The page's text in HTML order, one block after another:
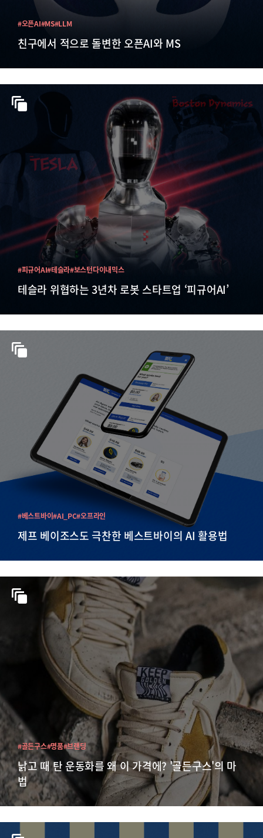
친구에서 적으로 돌변한 오픈AI와 MS
#오픈AI#MS#LLM
테슬라 위협하는 3년차 로봇 스타트업 ‘피규어AI’
#피규어AI#테슬라#보스턴다이내믹스
제프 베이조스도 극찬한 베스트바이의 AI 활용법
#베스트바이#AI_PC#오프라인
낡고 때 탄 운동화를 왜 이 가격에? '골든구스'의 마
법
#골든구스#명품#브랜딩